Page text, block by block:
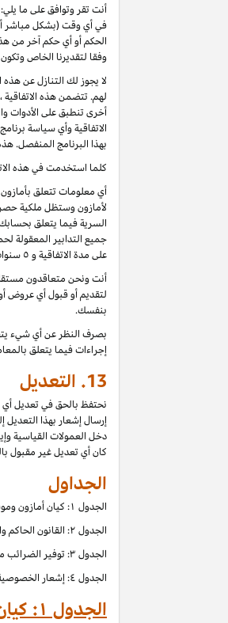
أنت تقر وتوافق على ما
في أي وقت (بشكل مباشر
الحكم أو أي حكم آخر من
وفقا لتقديرنا الخاص
لا يجوز لك التنازل عن
لهم. تتضمن هذه
أخرى تنطبق على الأدوات
الاتفاقية وأي سياسة
بهذا البرنامج المنفصل.
كلما استخدمت في هذه
أي معلومات تتعلق
لأمازون وستظل ملكية
السرية فيما يتعلق
جميع التدابير المعقولة
على مدة الاتفاقية و ٥ سنوات بعد الإنهاء.
أنت ونحن متعاقدون
لتقديم أو قبول أي عروض
بنفسك.
بصرف النظر عن أي شيء
إجراءات فيما يتعلق
13. التعديل
نحتفظ بالحق في تعديل أي
إرسال إشعار بهذا التعديل
دخل العمولات القياسية
كان أي تعديل غير مقبول
الجداول
الجدول ۱: كيان أمازون وموقع أمازون حسب الموقع
الجدول ۲: القانون الحاكم والنزاعات من قبل موقع أمازون
الجدول ۳: توفير الضرائب من قبل موقع أمازون
الجدول ٤: إشعار الخصوصية من موقع أمازون
الجدول ۱: كيان أمازون وموقع أمازون حسب الموقع